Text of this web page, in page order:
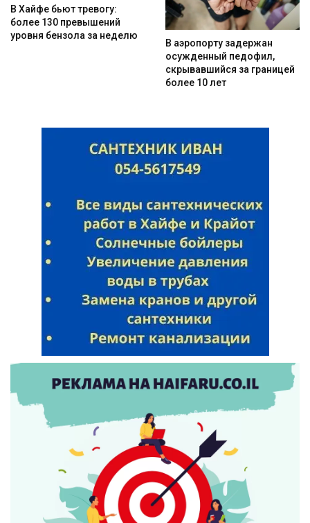
В Хайфе бьют тревогу:
более 130 превышений
уровня бензола за неделю
В аэропорту задержан
осужденный педофил,
скрывавшийся за границей
более 10 лет